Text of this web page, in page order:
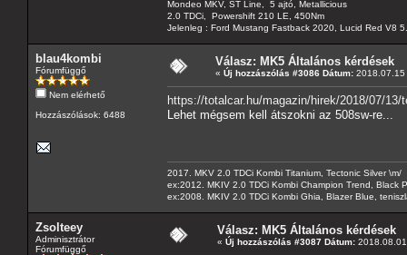
Mondeo MKV, ST Line, 5 ajtó, Metallicious
2.0 TDCi, Powershift 210 LE, 450Nm
Jelenleg : Ford Mustang Fastback 2020, Lucid Red V8
blau4kombi
Fórumfüggő
Nem elérhető
Hozzászólások: 6488
Válasz: MK5 Általános kérdések
« Új hozzászólás #3086 Dátum:
https://totalcar.hu/magazin/hirek/2018/07/
Lehet mégsem kell átszokni az 508sw-re...
2017. MKV 2.0 TDCi Kombi Titanium, Tectonic Silver \m/
ex:2012. MKIV 2.0 TDCi Kombi Champion Trend, Black
ex:2008. MKIV 2.0 TDCi Kombi Ghia, Blazer Blue,
Zsolteey
Adminisztrátor
Fórumfüggő
Válasz: MK5 Általános kérdések
« Új hozzászólás #3087 Dátum: